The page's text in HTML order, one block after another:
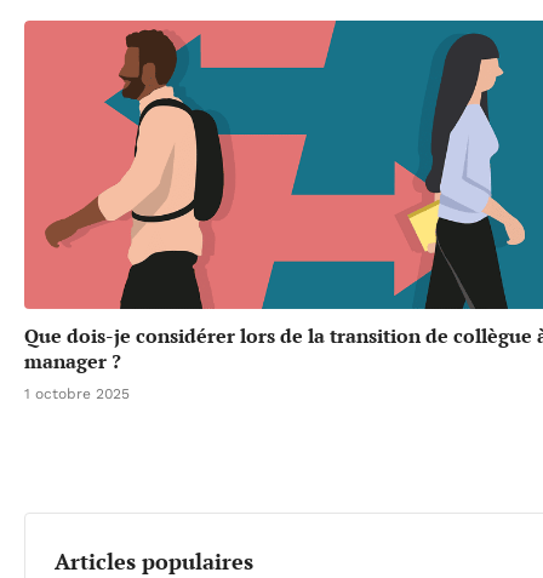
Que dois-je considérer lors de la transition de collègue
manager ?
1 octobre 2025
Articles populaires